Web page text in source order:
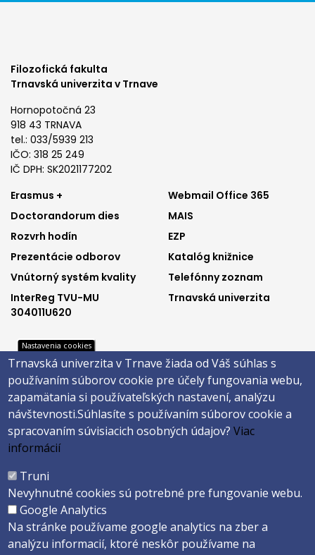
Filozofická fakulta
Trnavská univerzita v Trnave
Hornopotočná 23
918 43 TRNAVA
tel.: 033/5939 213
IČO: 318 25 249
IČ DPH: SK2021177202
Footer
menu
1
Erasmus +
Doctorandorum dies
Rozvrh hodín
Prezentácie odborov
Vnútorný systém kvality
InterReg TVU-MU
304011U620
Footer
menu
2
Webmail Office 365
MAIS
EZP
Katalóg knižnice
Telefónny zoznam
Trnavská univerzita
Footer
menu
3
Katalóg knižnice
Telefónny zoznam
Trnavská univerzita
Footer
menu
4
E-shop
Facebook
Instagram
Youtube
Päta
Správca obsahu
Vyhlásenie o prístupnosti
Cookies
Nastavenia cookies
Trnavská univerzita v Trnave žiada od Váš súhlas s
používaním súborov cookie pre účely fungovania webu,
zapamätania si používateľských nastavení, analýzu
návštevnosti.Súhlasíte s používaním súborov cookie a
spracovaním súvisiacich osobných údajov?Viac
informácií
Truni
Nevyhnutné cookies sú potrebné pre fungovanie webu.
Google Analytics
Na stránke používame google analytics na zber a
analýzu informacií, ktoré neskôr používame na